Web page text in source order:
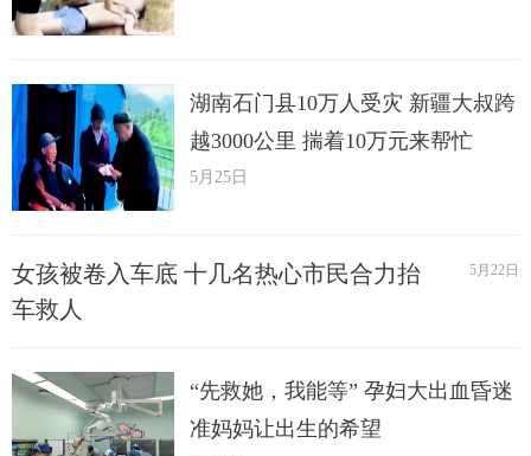
湖南石门县10万人受灾 新疆大叔跨
越3000公里 揣着10万元来帮忙
5月25日
女孩被卷入车底 十几名热心市民合力抬
车救人
5月22日
“先救她，我能等” 孕妇大出血昏迷
准妈妈让出生的希望